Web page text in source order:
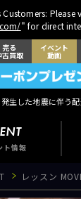
Customers: Please
" for direct
売る
古買取
イベント
動画
発生した地震に伴う
ト情報
レッスン